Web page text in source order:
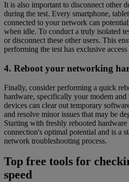
It is also important to disconnect other
during the test. Every smartphone,
connected to your network can
when idle. To conduct a truly isolated
or disconnect these other users. This
performing the test has exclusive
4. Reboot your networking
Finally, consider performing a quick
hardware, specifically your modem
devices can clear out temporary
and resolve minor issues that may be
Starting with freshly rebooted
connection's optimal potential and is a
network troubleshooting process.
Top free tools for
speed